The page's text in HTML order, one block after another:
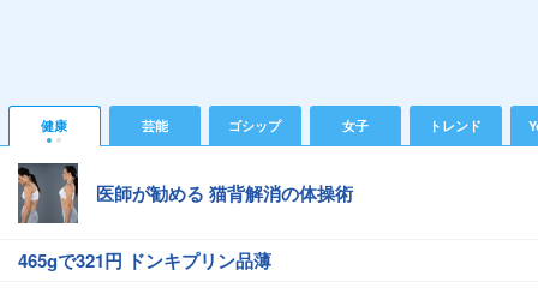
健康 芸能 ゴシップ 女子 トレンド
医師が勧める 猫背解消の体操術
465gで321円 ドンキプリン品薄